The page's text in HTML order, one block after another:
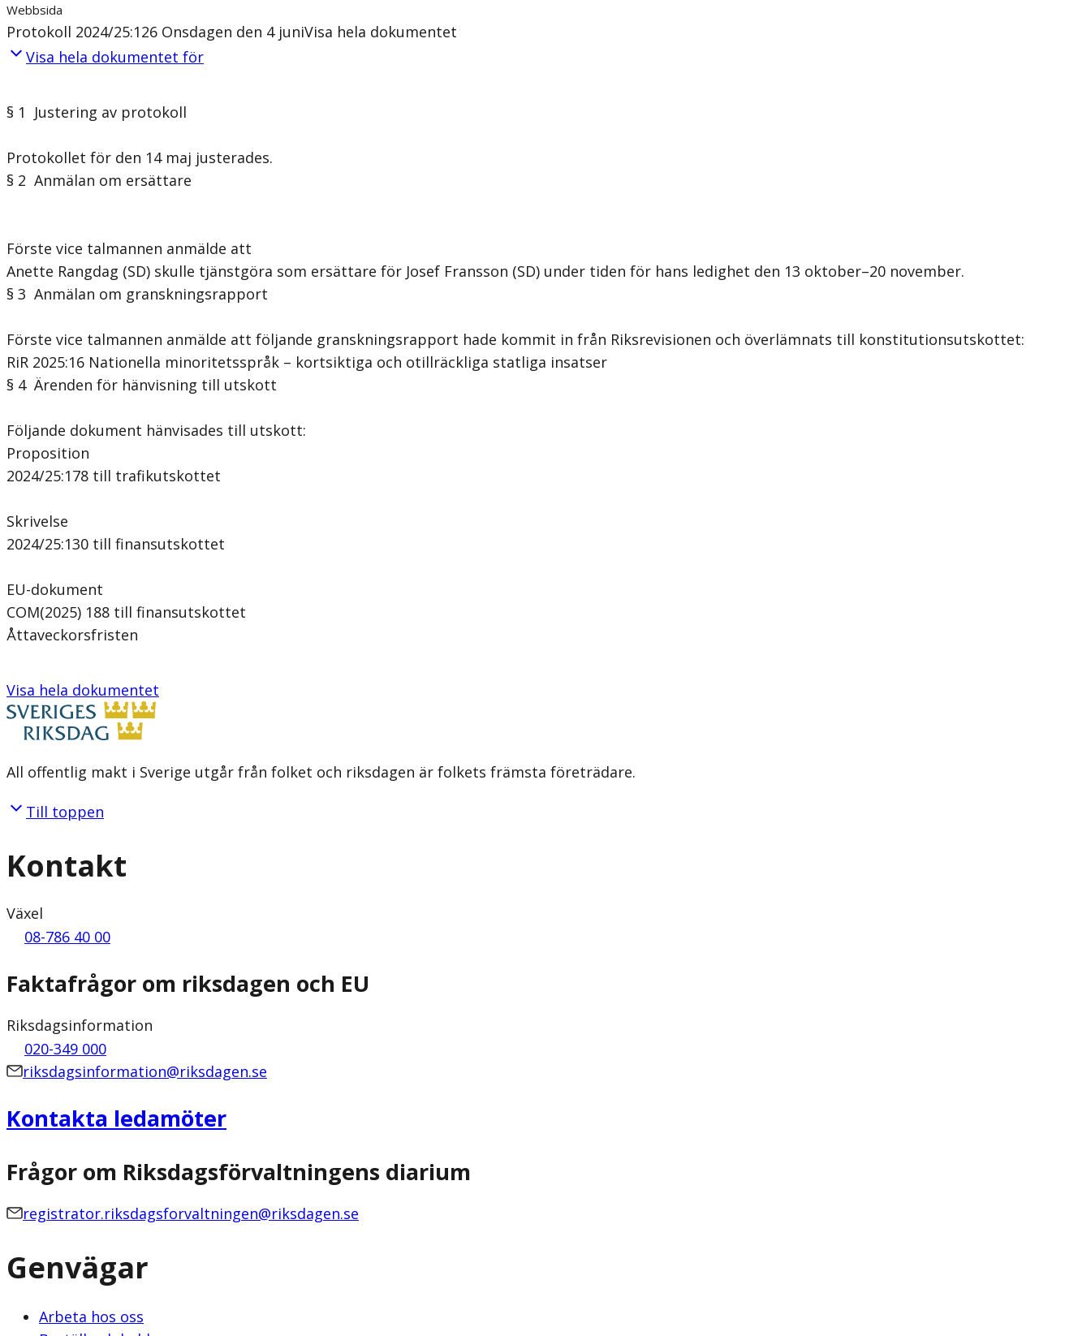
Webbsida
Protokoll 2024/25:126 Onsdagen den 4 juniVisa hela dokumentet
Visa hela dokumentet för
§ 1 Justering av protokoll
Protokollet för den 14 maj justerades.
§ 2 Anmälan om ersättare
Förste vice talmannen anmälde att
Anette Rangdag (SD) skulle tjänstgöra som ersättare för Josef Fransson (SD) under tiden för hans ledighet den 13 oktober–20 november.
§ 3 Anmälan om granskningsrapport
Förste vice talmannen anmälde att följande granskningsrapport hade kommit in från Riksrevisionen och överlämnats till konstitutionsutskottet:
RiR 2025:16 Nationella minoritetsspråk – kortsiktiga och otillräckliga statliga insatser
§ 4 Ärenden för hänvisning till utskott
Följande dokument hänvisades till utskott:
Proposition
2024/25:178 till trafikutskottet
Skrivelse
2024/25:130 till finansutskottet
EU-dokument
COM(2025) 188 till finansutskottet
Åttaveckorsfristen
Visa hela dokumentet
All offentlig makt i Sverige utgår från folket och riksdagen är folkets främsta företrädare.
Till toppen
Kontakt
Växel
08-786 40 00
Faktafrågor om riksdagen och EU
Riksdagsinformation
020-349 000
riksdagsinformation@riksdagen.se
Kontakta ledamöter
Frågor om Riksdagsförvaltningens diarium
registrator.riksdagsforvaltningen@riksdagen.se
Genvägar
Arbeta hos oss